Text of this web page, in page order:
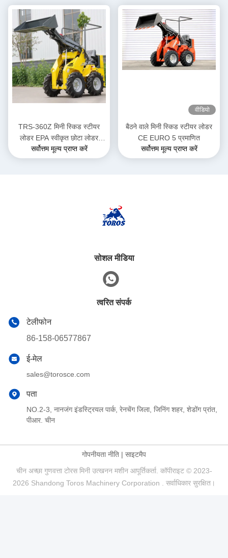
TRS-360Z मिनी स्किड स्टीयर
लोडर EPA स्वीकृत छोटा लोडर
डीजल संचालित कई रंग विकल्प
सर्वोत्तम मूल्य प्राप्त करें
वीडियो
बैठने वाले मिनी स्किड स्टीयर लोडर
CE EURO 5 प्रमाणित
सर्वोत्तम मूल्य प्राप्त करें
सोशल मीडिया
त्वरित संपर्क
टेलीफोन
86-158-06577867
ई-मेल
sales@torosce.com
पता
NO.2-3, नानजंग इंडस्ट्रियल पार्क, रेनचेंग जिला, जिनिंग शहर, शेडोंग प्रांत,
पीआर. चीन
गोपनीयता नीति | साइटमैप
चीन अच्छा गुणवत्ता टोरस मिनी उत्खनन मशीन आपूर्तिकर्ता. कॉपीराइट © 2023-
2026 Shandong Toros Machinery Corporation . सर्वाधिकार सुरक्षित।